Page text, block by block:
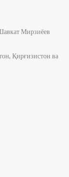
Мирзиёев
Қирғизистон ва